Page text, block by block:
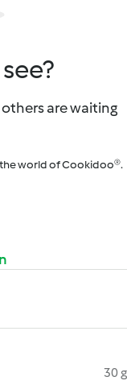
are waiting
world of Cookidoo®.
30 g